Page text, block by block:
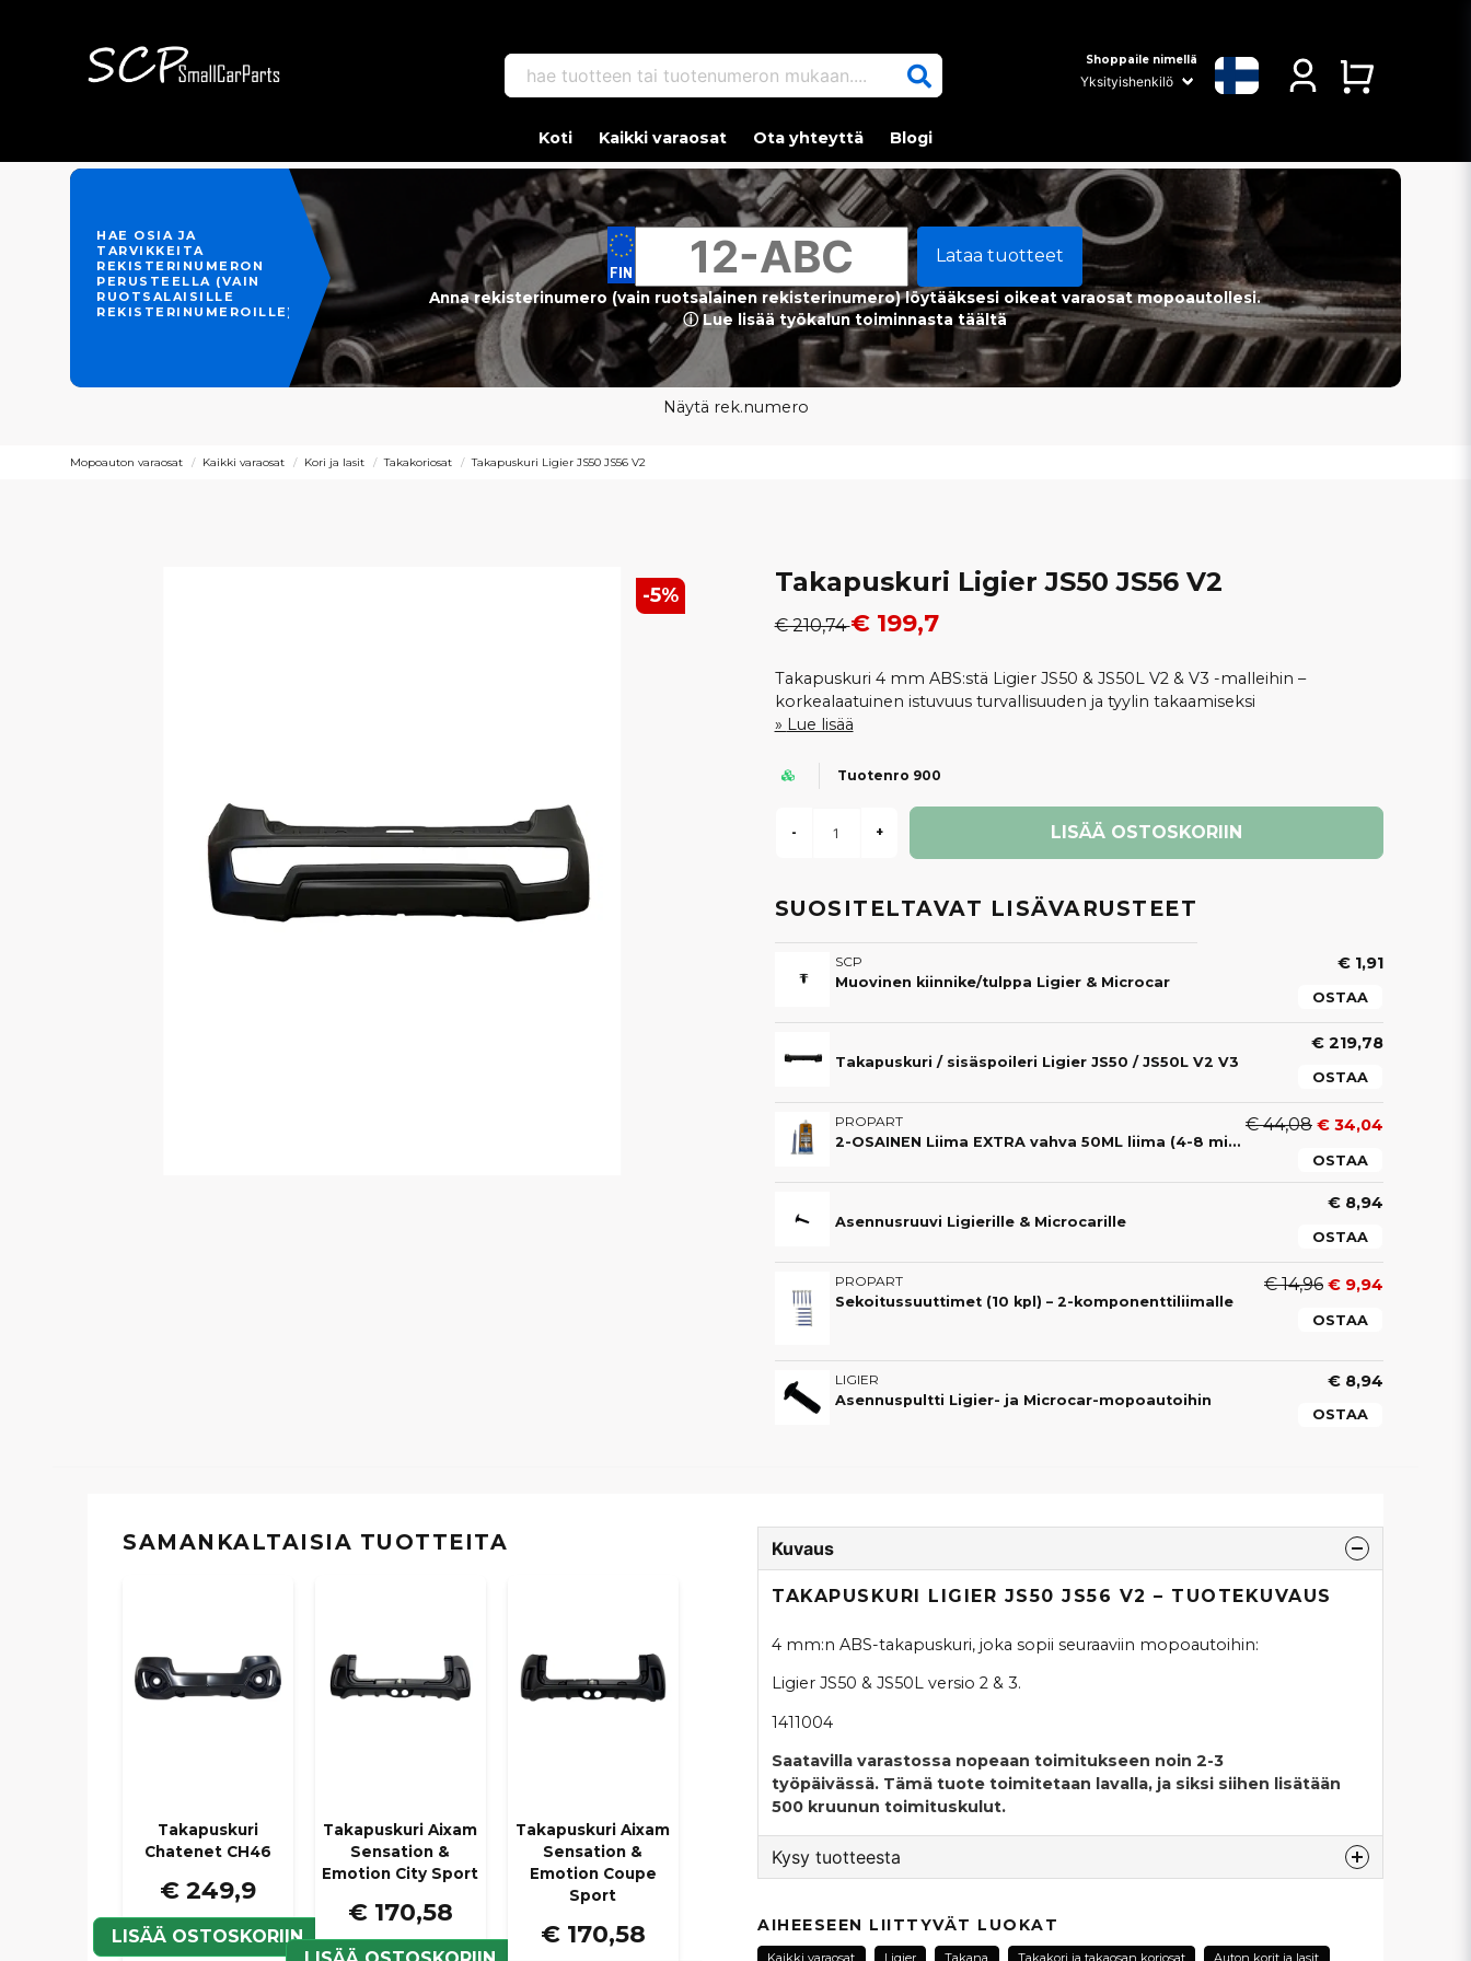
hae tuotteen tai tuotenumeron mukaan.... Shoppaile nimellä
Koti Kaikki varaosat Ota yhteyttä Blogi
HAE OSIA JA
TARVIKKEITA
REKISTERINUMERON
PERUSTEELLA (VAIN
RUOTSALAISILLE
REKISTERINUMEROILLE)
Lataa tuotteet
Anna rekisterinumero (vain ruotsalainen rekisterinumero) löytääksesi oikeat varaosat mopoautollesi.
ⓘ Lue lisää työkalun toiminnasta täältä
Näytä rek.numero
Mopoauton varaosat Kaikki varaosat Kori ja lasit Takakoriosat Takapuskuri Ligier JS50 JS56 V2
-5% Takapuskuri Ligier JS50 JS56 V2
€ 210,74€ 199,7
Takapuskuri 4 mm ABS:stä Ligier JS50 & JS50L V2 & V3 -malleihin –
korkealaatuinen istuvuus turvallisuuden ja tyylin takaamiseksi
Lue lisää
Tuotenro 900
- + LISÄÄ OSTOSKORIIN
SUOSITELTAVAT LISÄVARUSTEET
SCP
Muovinen kiinnike/tulppa Ligier & Microcar
€ 1,91
OSTAA
Takapuskuri / sisäspoileri Ligier JS50 / JS50L V2 V3
€ 219,78
OSTAA
PROPART
2-OSAINEN Liima EXTRA vahva 50ML liima (4-8 min)
€ 44,08 € 34,04
OSTAA
Asennusruuvi Ligierille & Microcarille
€ 8,94
OSTAA
PROPART
Sekoitussuuttimet (10 kpl) – 2-komponenttiliimalle
€ 14,96 € 9,94
OSTAA
LIGIER
Asennuspultti Ligier- ja Microcar-mopoautoihin
€ 8,94
OSTAA
SAMANKALTAISIA ​​TUOTTEITA
Takapuskuri
Chatenet CH46
€ 249,9
LISÄÄ OSTOSKORIIN
Takapuskuri Aixam
Sensation &
Emotion City Sport
€ 170,58
Takapuskuri Aixam
Sensation &
Emotion Coupe
Sport
€ 170,58
Kuvaus
TAKAPUSKURI LIGIER JS50 JS56 V2 – TUOTEKUVAUS
4 mm:n ABS-takapuskuri, joka sopii seuraaviin mopoautoihin:
Ligier JS50 & JS50L versio 2 & 3.
1411004
Saatavilla varastossa nopeaan toimitukseen noin 2-3
työpäivässä. Tämä tuote toimitetaan lavalla, ja siksi siihen lisätään
500 kruunun toimituskulut.
Kysy tuotteesta
Kysy meiltä tästä tuotteesta...
AIHEESEEN LIITTYVÄT LUOKAT
Kaikki varaosat Ligier Takana Takakori ja takaosan koriosat Auton korit ja lasit